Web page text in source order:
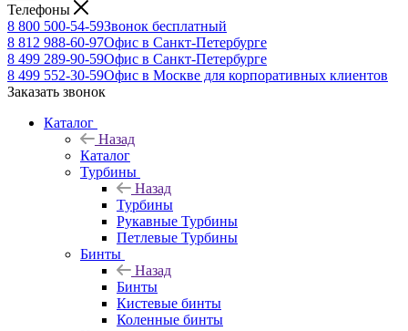
Телефоны
8 800 500-54-59Звонок бесплатный
8 812 988-60-97Офис в Санкт-Петербурге
8 499 289-90-59Офис в Санкт-Петербурге
8 499 552-30-59Офис в Москве для корпоративных клиентов
Заказать звонок
Каталог
Назад
Каталог
Турбины
Назад
Турбины
Рукавные Турбины
Петлевые Турбины
Бинты
Назад
Бинты
Кистевые бинты
Коленные бинты